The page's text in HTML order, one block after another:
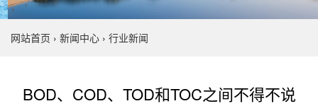
网站首页 › 新闻中心 › 行业新闻
BOD、COD、TOD和TOC之间不得不说